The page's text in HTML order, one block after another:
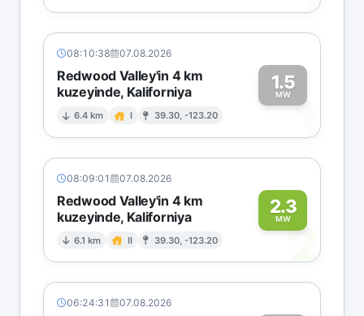
08:10:38 07.08.2026
Redwood Valley'in 4 km
kuzeyinde, Kaliforniya
6.4 km I 39.30, -123.20
1.5
MW1
08:09:01 07.08.2026
Redwood Valley'in 4 km
kuzeyinde, Kaliforniya
6.1 km II 39.30, -123.20
2.3
MW2
06:24:31 07.08.2026